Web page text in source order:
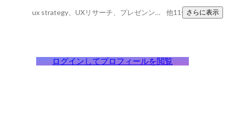
ux strategy、UXリサーチ、プレゼンンスキル 他11件さらに表示
ログインしてプロフィールを閲覧